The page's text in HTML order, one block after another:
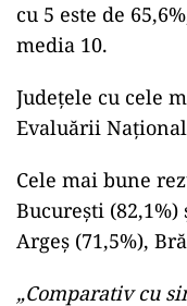
cu 5 este de
media 10.
Județele cu cele
Evaluării
Cele mai bune
Bucureşti
Argeş (71,5%),
„Comparativ cu